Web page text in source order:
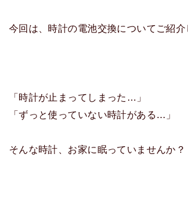
今回は、時計の電池交換についてご紹介
「時計が止まってしまった…」
「ずっと使っていない時計がある…」
そんな時計、お家に眠っていませんか？